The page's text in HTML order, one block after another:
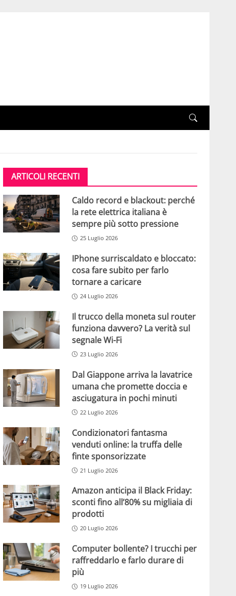
ARTICOLI RECENTI
Caldo record e blackout: perché
la rete elettrica italiana è
sempre più sotto pressione
25 Luglio 2026
IPhone surriscaldato e bloccato:
cosa fare subito per farlo
tornare a caricare
24 Luglio 2026
Il trucco della moneta sul router
funziona davvero? La verità sul
segnale Wi-Fi
23 Luglio 2026
Dal Giappone arriva la lavatrice
umana che promette doccia e
asciugatura in pochi minuti
22 Luglio 2026
Condizionatori fantasma
venduti online: la truffa delle
finte sponsorizzate
21 Luglio 2026
Amazon anticipa il Black Friday:
sconti fino all’80% su migliaia di
prodotti
20 Luglio 2026
Computer bollente? I trucchi per
raffreddarlo e farlo durare di
più
19 Luglio 2026